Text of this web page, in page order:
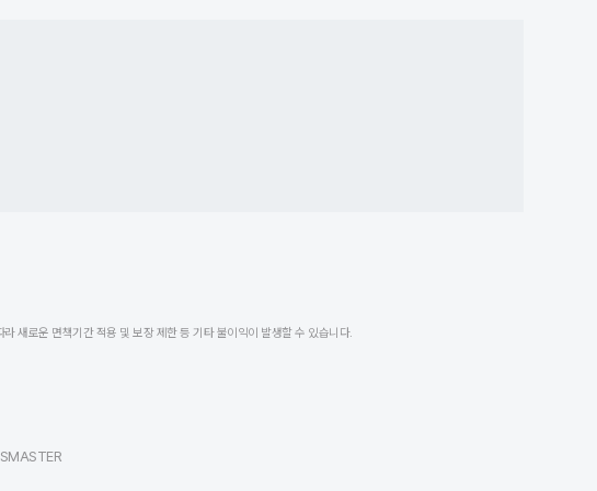
새로운 면책기간 적용 및 보장 제한 등 기타 불이익이 발생할 수 있습니다.